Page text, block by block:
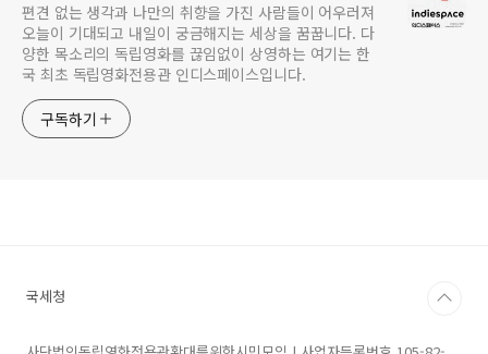
편견 없는 생각과 나만의 취향을 가진 사람들이 어우러져
오늘이 기대되고 내일이 궁금해지는 세상을 꿈꿉니다. 다
양한 목소리의 독립영화를 끊임없이 상영하는 여기는 한
국 최초 독립영화전용관 인디스페이스입니다.
구독하기
국세청